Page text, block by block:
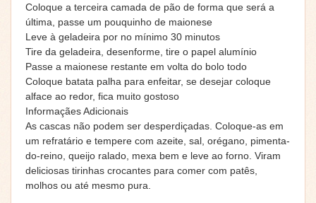
Coloque a terceira camada de pão de forma que será a
última, passe um pouquinho de maionese
Leve à geladeira por no mínimo 30 minutos
Tire da geladeira, desenforme, tire o papel alumínio
Passe a maionese restante em volta do bolo todo
Coloque batata palha para enfeitar, se desejar coloque
alface ao redor, fica muito gostoso
Informaçães Adicionais
As cascas não podem ser desperdiçadas. Coloque-as em
um refratário e tempere com azeite, sal, orégano, pimenta-
do-reino, queijo ralado, mexa bem e leve ao forno. Viram
deliciosas tirinhas crocantes para comer com patês,
molhos ou até mesmo pura.